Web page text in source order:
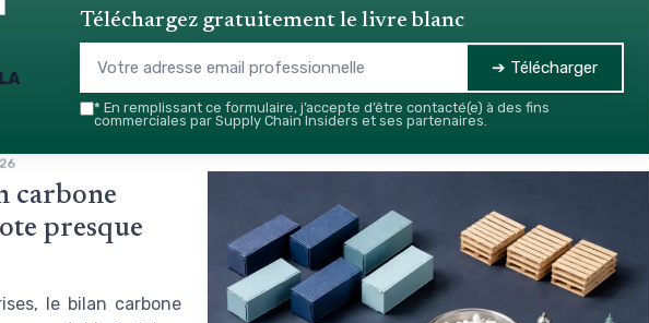
Téléchargez gratuitement le livre blanc
➔ Télécharger
* En remplissant ce formulaire, j’accepte d’être contacté(e) à des fins
commerciales par Supply Chain Insiders et ses partenaires.
carbone
presque
le bilan carbone